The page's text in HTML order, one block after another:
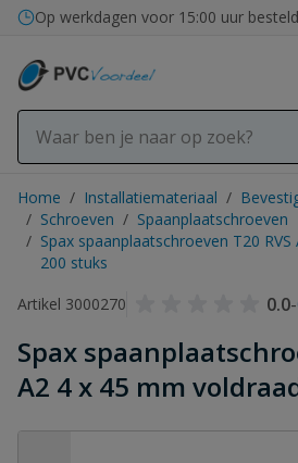
Ga naar de inhoud
Op werkdagen voor 15:00 uur
Home / Installatiemateriaal /
/ Schroeven / Spaanplaatschroeven
/ Spax spaanplaatschroeven T20
200 stuks
Artikel 3000270
0.0-
Spax
A2 4 x 45 mm